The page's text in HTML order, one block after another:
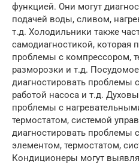
функцией. Они могут
подачей воды, сливом,
т.д. Холодильники также
самодиагностикой, которая
проблемы с компрессором,
разморозки и т.д.
диагностировать проблемы
работой насоса и т.д.
проблемы с
термостатом, системой
диагностировать проблемы
элементом, термостатом,
Кондиционеры могут